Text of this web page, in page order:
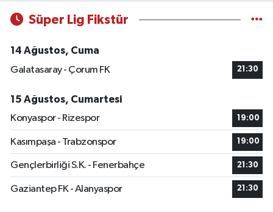
Süper Lig Fikstür
14 Ağustos, Cuma
Galatasaray - Çorum FK
21:30
15 Ağustos, Cumartesi
Konyaspor - Rizespor
19:00
Kasımpaşa - Trabzonspor 19:00
Gençlerbirliği S.K. - Fenerbahçe 21:30
Gaziantep FK - Alanyaspor 21:30